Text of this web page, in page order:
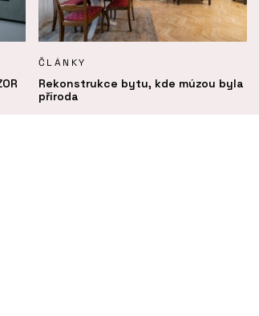
ČLÁNKY
Rekonstrukce bytu, kde múzou byla
příroda